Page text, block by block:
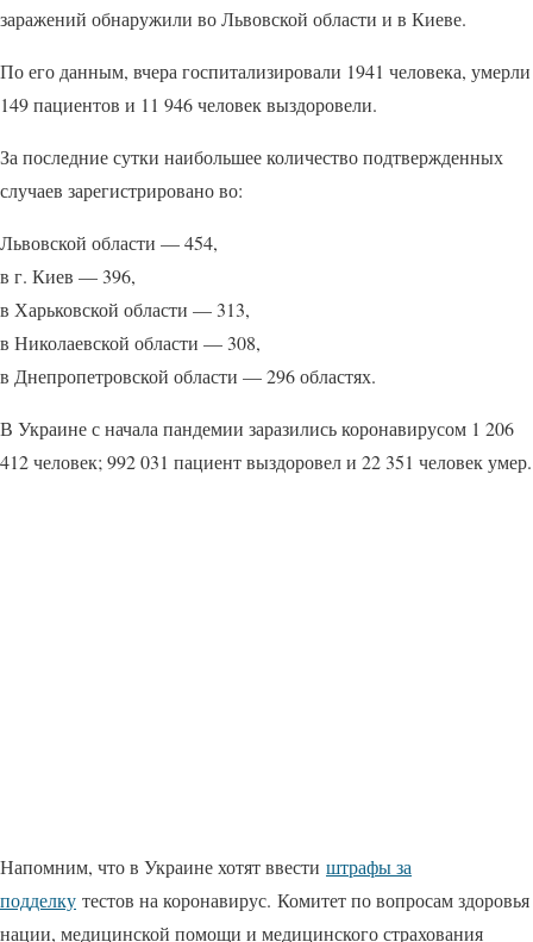
заражений обнаружили во Львовской области и в Киеве.
По его данным, вчера госпитализировали 1941 человека, умерли
149 пациентов и 11 946 человек выздоровели.
За последние сутки наибольшее количество подтвержденных
случаев зарегистрировано во:
Львовской области — 454,
в г. Киев — 396,
в Харьковской области — 313,
в Николаевской области — 308,
в Днепропетровской области — 296 областях.
В Украине с начала пандемии заразились коронавирусом 1 206
412 человек; 992 031 пациент выздоровел и 22 351 человек умер.
Напомним, что в Украине хотят ввести штрафы за
подделку тестов на коронавирус. Комитет по вопросам здоровья
нации, медицинской помощи и медицинского страхования